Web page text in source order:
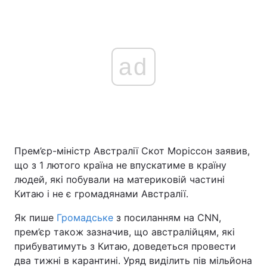
ad
Прем’єр-міністр Австралії Скот Моріссон заявив,
що з 1 лютого країна не впускатиме в країну
людей, які побували на материковій частині
Китаю і не є громадянами Австралії.
Як пише Громадське з посиланням на CNN,
прем’єр також зазначив, що австралійцям, які
прибуватимуть з Китаю, доведеться провести
два тижні в карантині. Уряд виділить пів мільйона